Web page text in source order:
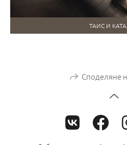
ТАИС И
Споделяне